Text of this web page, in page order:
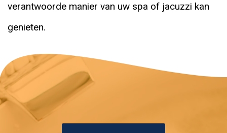
verantwoorde manier van uw spa of jacuzzi kan
genieten.